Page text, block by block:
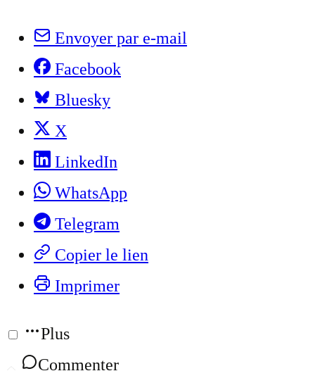
Envoyer par e-mail
Facebook
Bluesky
X
LinkedIn
WhatsApp
Telegram
Copier le lien
Imprimer
Plus
Commenter